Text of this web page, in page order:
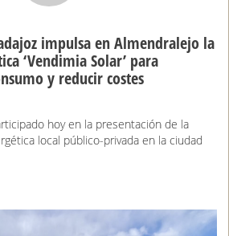
impulsa en Almendralejo la
‘Vendimia Solar’ para
y reducir costes
hoy en la presentación de la
local público-privada en la ciudad